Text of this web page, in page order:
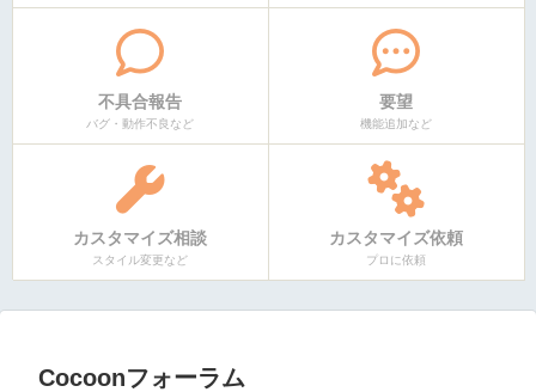
不具合報告
バグ・動作不良など
要望
機能追加など
カスタマイズ相談
スタイル変更など
カスタマイズ依頼
プロに依頼
Cocoonフォーラム